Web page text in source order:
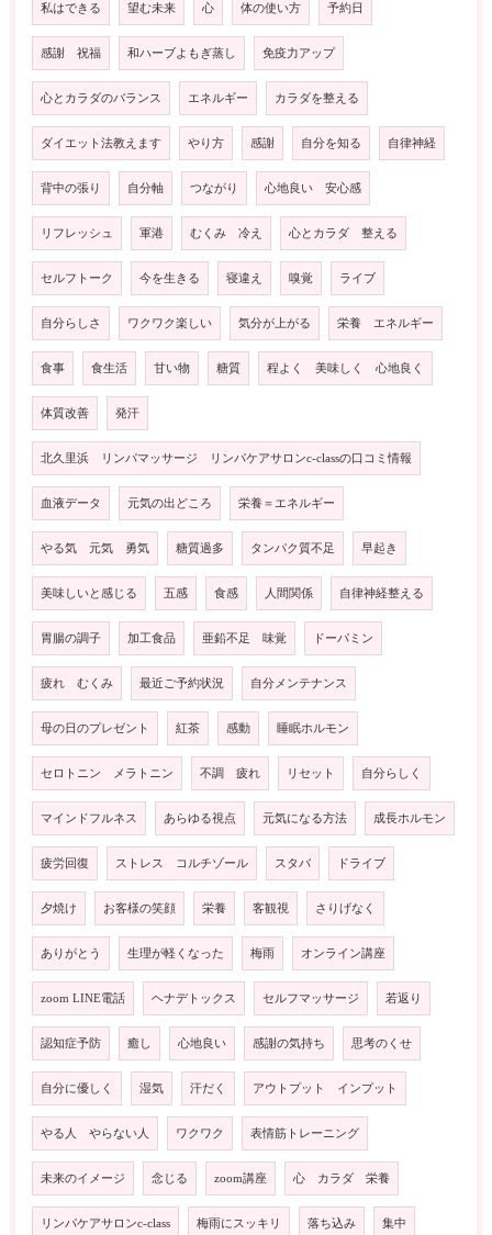
私はできる 望む未来 心 体の使い方 予約日
感謝 祝福 和ハーブよもぎ蒸し 免疫力アップ
心とカラダのバランス エネルギー カラダを整える
ダイエット法教えます やり方 感謝 自分を知る 自律神経
背中の張り 自分軸 つながり 心地良い 安心感
リフレッシュ 軍港 むくみ 冷え 心とカラダ 整える
セルフトーク 今を生きる 寝違え 嗅覚 ライブ
自分らしさ ワクワク楽しい 気分が上がる 栄養 エネルギー
食事 食生活 甘い物 糖質 程よく 美味しく 心地良く
体質改善 発汗
北久里浜 リンパマッサージ リンパケアサロンc-classの口コミ情報
血液データ 元気の出どころ 栄養＝エネルギー
やる気 元気 勇気 糖質過多 タンパク質不足 早起き
美味しいと感じる 五感 食感 人間関係 自律神経整える
胃腸の調子 加工食品 亜鉛不足 味覚 ドーパミン
疲れ むくみ 最近ご予約状況 自分メンテナンス
母の日のプレゼント 紅茶 感動 睡眠ホルモン
セロトニン メラトニン 不調 疲れ リセット 自分らしく
マインドフルネス あらゆる視点 元気になる方法 成長ホルモン
疲労回復 ストレス コルチゾール スタバ ドライブ
夕焼け お客様の笑顔 栄養 客観視 さりげなく
ありがとう 生理が軽くなった 梅雨 オンライン講座
zoom LINE電話 ヘナデトックス セルフマッサージ 若返り
認知症予防 癒し 心地良い 感謝の気持ち 思考のくせ
自分に優しく 湿気 汗だく アウトプット インプット
やる人 やらない人 ワクワク 表情筋トレーニング
未来のイメージ 念じる zoom講座 心 カラダ 栄養
リンパケアサロンc-class 梅雨にスッキリ 落ち込み 集中